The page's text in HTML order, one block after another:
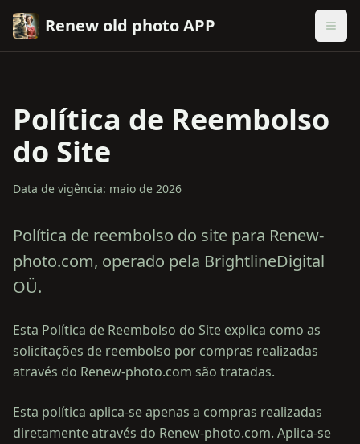
Renew old photo APP
Política de Reembolso
do Site
Data de vigência: maio de 2026
Política de reembolso do site para Renew-
photo.com, operado pela BrightlineDigital
OÜ.
Esta Política de Reembolso do Site explica como as
solicitações de reembolso por compras realizadas
através do Renew-photo.com são tratadas.
Esta política aplica-se apenas a compras realizadas
diretamente através do Renew-photo.com. Aplica-se